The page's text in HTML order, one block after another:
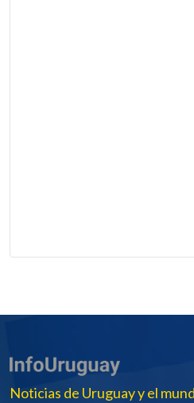
Noticias de Uruguay y el